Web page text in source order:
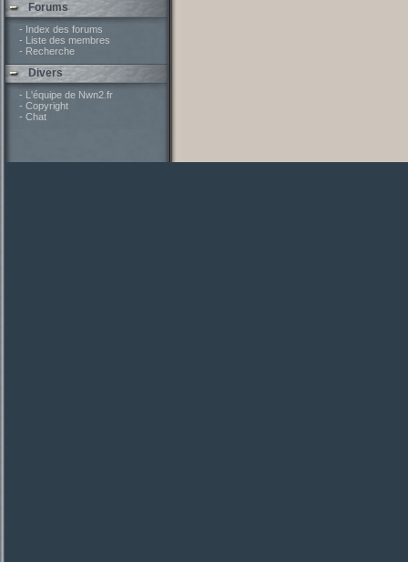
Forums
- Index des forums
- Liste des membres
- Recherche
Divers
- L'équipe de Nwn2.fr
- Copyright
- Chat